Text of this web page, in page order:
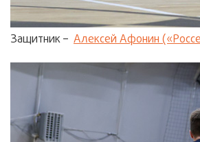
Защитник – Алексей Афонин